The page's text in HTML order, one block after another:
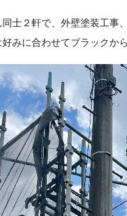
士２軒で、外壁塗装工事
みに合わせてブラックか